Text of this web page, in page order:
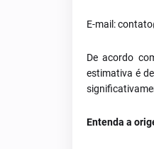
E-mail:
De acordo
estimativa é
Entenda a